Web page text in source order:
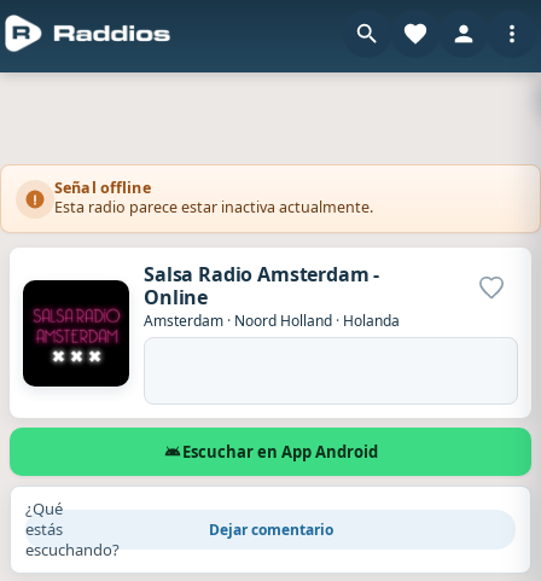
Señal offline
Esta radio parece estar inactiva actualmente.
Salsa Radio Amsterdam -
Online
Amsterdam · Noord Holland · Holanda
Escuchar en App Android
¿Qué
estás
escuchando?
Dejar comentario